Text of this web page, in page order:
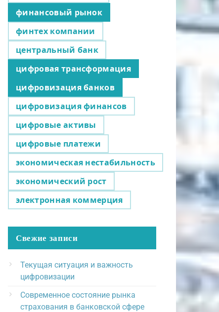
финансовый рынок
финтех компании
центральный банк
цифровая трансформация
цифровизация банков
цифровизация финансов
цифровые активы
цифровые платежи
экономическая нестабильность
экономический рост
электронная коммерция
Свежие записи
Текущая ситуация и важность
цифровизации
Современное состояние рынка
страхования в банковской сфере